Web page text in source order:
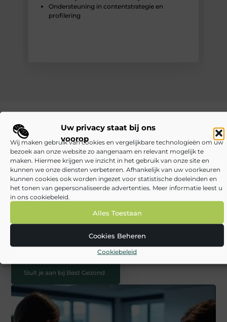
Uw privacy staat bij ons
voorop
Wij maken gebruik van cookies en vergelijkbare technologieën om uw
bezoek aan onze website zo aangenaam en relevant mogelijk te
maken. Hiermee krijgen we inzicht in het gebruik van onze site en
kunnen we onze diensten verbeteren. Afhankelijk van uw voorkeuren
kunnen cookies ook worden ingezet voor statistische doeleinden en
het tonen van gepersonaliseerde advertenties. Meer informatie leest u
in ons cookiebeleid.
Alles Toestaan
Cookies Beheren
Cookiebeleid
Ondersteuning in contentstrategie en
profilering
IN VIER STAPPEN AAN DE SLAG ALS BLOGGER
Wil je bijdragen aan
Bestgezond.be? Zo begin je
eenvoudig:
Account aanmaken: Registreer je en krijg toegang tot je
persoonlijke schrijversomgeving. (Let op: voor publiceren
kunnen er kosten van toepassing zijn.)
Aanmelden en starten: Log in op je dashboard en begin met
en publiceer met één klik.
Bereik je publiek: Deel je blog via social media en zie het
verschijnen op onze homepage.
Sluit je aan bij Best Gezond